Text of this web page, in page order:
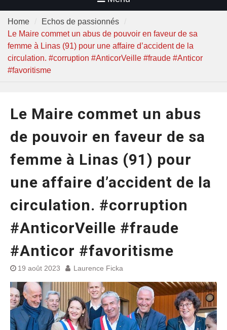
Home
Echos de passionnés
Le Maire commet un abus de pouvoir en faveur de sa
femme à Linas (91) pour une affaire d’accident de la
circulation. #corruption #AnticorVeille #fraude #Anticor
#favoritisme
Le Maire commet un abus
de pouvoir en faveur de sa
femme à Linas (91) pour
une affaire d’accident de la
circulation. #corruption
#AnticorVeille #fraude
#Anticor #favoritisme
19 août 2023 Laurence Ficka